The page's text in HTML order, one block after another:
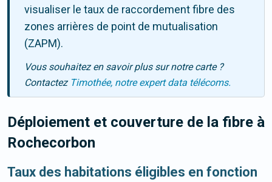
visualiser le taux de raccordement fibre des
zones arrières de point de mutualisation
(ZAPM).
Vous souhaitez en savoir plus sur notre carte ?
Contactez Timothée, notre expert data télécoms.
Déploiement et couverture de la fibre à
Rochecorbon
Taux des habitations éligibles en fonction